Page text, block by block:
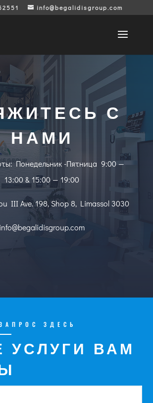
info@begalidisgroup.com
С
НАМИ
Понедельник -Пятница 9:00 —
13:00 & 15:00 — 19:00
III Ave. 198, Shop 8, Limassol 3030
info@begalidisgroup.com
ЗДЕСЬ
УСЛУГИ ВАМ